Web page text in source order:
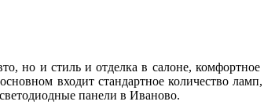
но и стиль и отделка в салоне,
входит стандартное количество
панели в Иваново.